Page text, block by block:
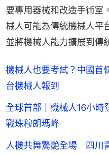
要專用器械和改造手術室
械人可能為傳統機械人平
並將機械人能力擴展到傳
機械人也要考試？中國
台機械人報到
全球首部｜機械人16小
戰珠穆朗瑪峰
人機共舞驚艷全場 四川